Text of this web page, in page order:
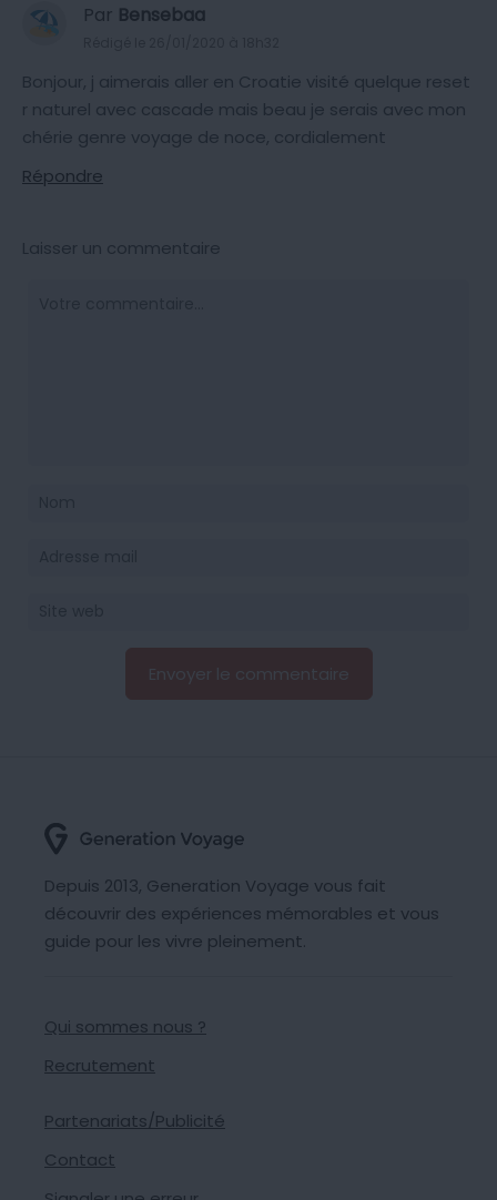
Par Bensebaa
Bonjour, j aimerais aller en Croatie visité quelque reset
r naturel avec cascade mais beau je serais avec mon
chérie genre voyage de noce, cordialement
Répondre
Laisser un commentaire
Depuis 2013, Generation Voyage vous fait
découvrir des expériences mémorables et vous
guide pour les vivre pleinement.
Qui sommes nous ?
Recrutement
Partenariats/Publicité
Contact